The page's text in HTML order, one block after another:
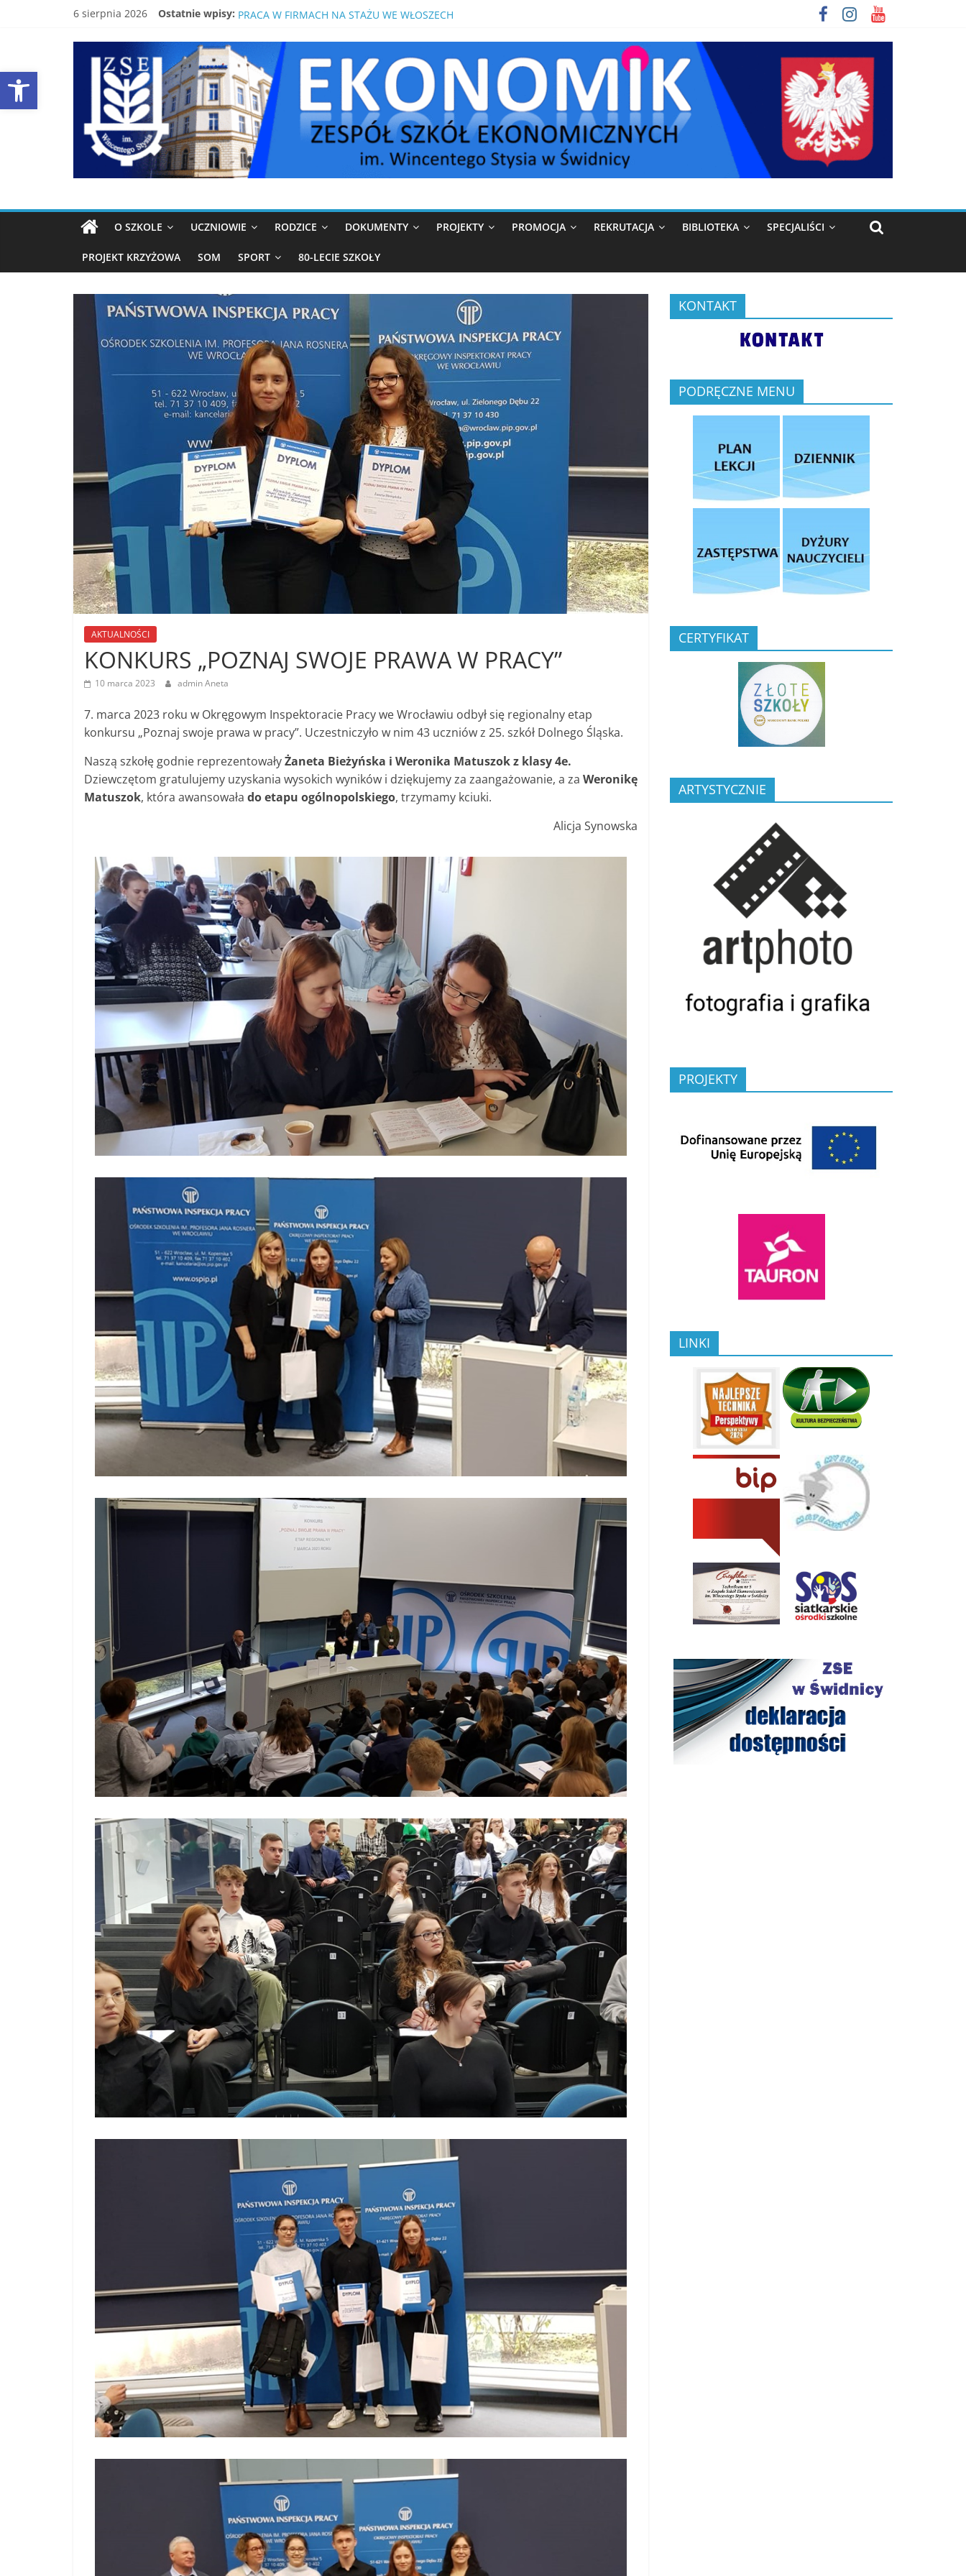
Open toolbar
6 sierpnia 2026 Ostatnie wpisy: BEZPŁATNY KURS Z MATEMATYKI PRZED MATURĄ POPRAWKOWĄ
ŚWIDNICKI EKONOMIK W MEDIOLANIE
80-LECIE SZKOŁY
LISTA PODRĘCZNIKÓW W ROKU SZKOLNYM 2026/2027
EKONOMIK
ŚWIDNICA
Strona
ZSE
Świdnica
O SZKOLE UCZNIOWIE RODZICE DOKUMENTY PROJEKTY PROMOCJA REKRUTACJA BIBLIOTEKA SPECJALIŚCI
PROJEKT KRZYŻOWA SOM SPORT 80-LECIE SZKOŁY
AKTUALNOŚCI
KONKURS „POZNAJ SWOJE PRAWA W PRACY”
10 marca 2023 admin Aneta
7. marca 2023 roku w Okręgowym Inspektoracie Pracy we Wrocławiu odbył się regionalny etap
konkursu „Poznaj swoje prawa w pracy”. Uczestniczyło w nim 43 uczniów z 25. szkół Dolnego Śląska.
Naszą szkołę godnie reprezentowałyŻaneta Bieżyńska i Weronika Matuszok z klasy 4e.
Dziewczętom gratulujemy uzyskania wysokich wyników i dziękujemy za zaangażowanie, a za Weronikę
Matuszok, która awansowała do etapu ogólnopolskiego, trzymamy kciuki.
Alicja Synowska
KONTAKT
PODRĘCZNE MENU
CERTYFIKAT
ARTYSTYCZNIE
PROJEKTY
LINKI